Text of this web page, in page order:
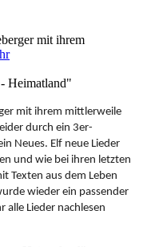
mit ihrem
Heimatland"
mit ihrem mittlerweile
durch ein 3er-
Neues. Elf neue Lieder
und wie bei ihren letzten
Texten aus dem Leben
wieder ein passender
alle Lieder nachlesen